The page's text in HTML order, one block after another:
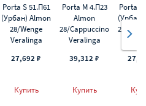
Porta S 51.П61
(Урбан) Almon
28/Wenge
Veralinga
27,692 ₽
Купить
Porta M 4.П23
Almon
28/Cappuccino
Veralinga
39,312 ₽
Купить
Porta S
28/